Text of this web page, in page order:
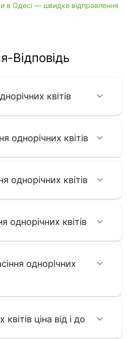
в Одесі — швидке відправлення
Відповідь
квітів
однорічних квітів
однорічних квітів
однорічних квітів
однорічних
ціна від і до